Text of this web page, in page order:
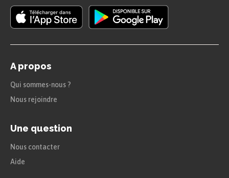
A propos
Qui sommes-nous ?
Nous rejoindre
Une question
Nous contacter
Aide